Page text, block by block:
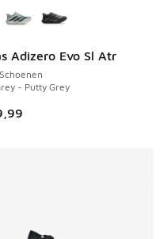
64,99 naar € 50,00
de aanbieding Prijs
Adizero Evo Sl Atr
- Putty Grey